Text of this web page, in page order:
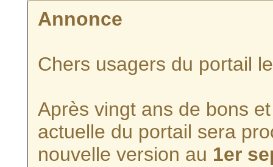
Annonce
Chers usagers du portail
Après vingt ans de bons
actuelle du portail sera
nouvelle version au 1er